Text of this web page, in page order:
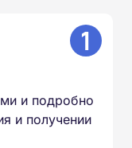
1
и подробно
и получении